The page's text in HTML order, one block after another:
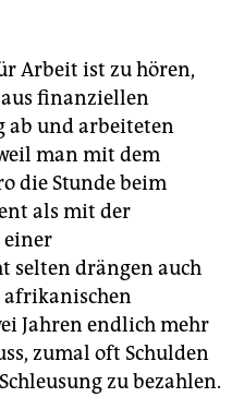
Arbeit ist zu hören,
finanziellen
ab und arbeiteten
man mit dem
die Stunde beim
als mit der
einer
selten drängen auch
Jahren endlich mehr
zumal oft Schulden
zu bezahlen.